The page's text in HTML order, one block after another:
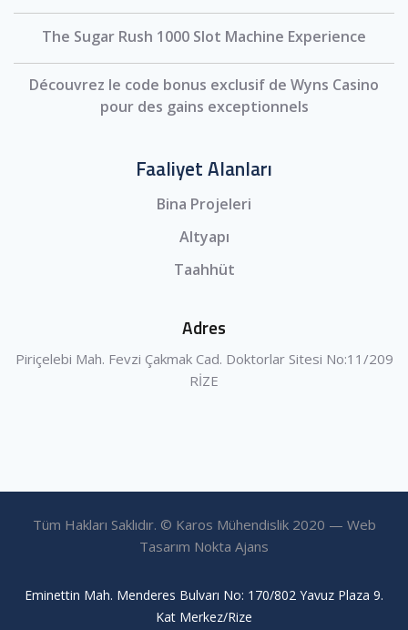
The Sugar Rush 1000 Slot Machine Experience
Découvrez le code bonus exclusif de Wyns Casino
pour des gains exceptionnels
Faaliyet Alanları
Bina Projeleri
Altyapı
Taahhüt
Adres
Piriçelebi Mah. Fevzi Çakmak Cad. Doktorlar Sitesi No:11/209
RİZE
Tüm Hakları Saklıdır. © Karos Mühendislik 2020 — Web
Tasarım Nokta Ajans
Eminettin Mah. Menderes Bulvarı No: 170/802 Yavuz Plaza 9.
Kat Merkez/Rize